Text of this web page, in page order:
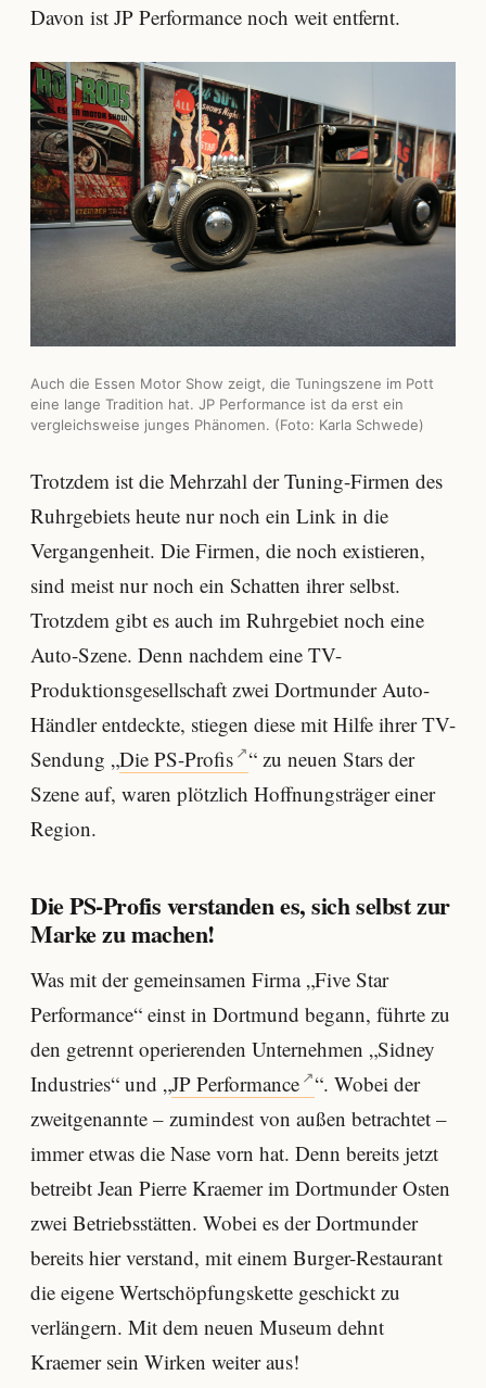
Davon ist JP Performance noch weit entfernt.
Auch die Essen Motor Show zeigt, die Tuningszene im Pott
eine lange Tradition hat. JP Performance ist da erst ein
vergleichsweise junges Phänomen. (Foto: Karla Schwede)
Trotzdem ist die Mehrzahl der Tuning-Firmen des
Ruhrgebiets heute nur noch ein Link in die
Vergangenheit. Die Firmen, die noch existieren,
sind meist nur noch ein Schatten ihrer selbst.
Trotzdem gibt es auch im Ruhrgebiet noch eine
Auto-Szene. Denn nachdem eine TV-
Produktionsgesellschaft zwei Dortmunder Auto-
Händler entdeckte, stiegen diese mit Hilfe ihrer TV-
Sendung „Die PS-Profis “ zu neuen Stars der
Szene auf, waren plötzlich Hoffnungsträger einer
Region.
Die PS-Profis verstanden es, sich selbst zur
Marke zu machen!
Was mit der gemeinsamen Firma „Five Star
Performance“ einst in Dortmund begann, führte zu
den getrennt operierenden Unternehmen „Sidney
Industries“ und „JP Performance “. Wobei der
zweitgenannte – zumindest von außen betrachtet –
immer etwas die Nase vorn hat. Denn bereits jetzt
betreibt Jean Pierre Kraemer im Dortmunder Osten
zwei Betriebsstätten. Wobei es der Dortmunder
bereits hier verstand, mit einem Burger-Restaurant
die eigene Wertschöpfungskette geschickt zu
verlängern. Mit dem neuen Museum dehnt
Kraemer sein Wirken weiter aus!